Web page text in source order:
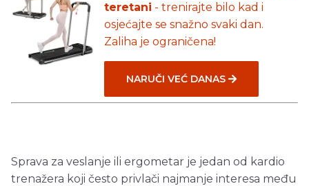
teretani - trenirajte bilo kad i
osjećajte se snažno svaki dan.
Zaliha je ograničena!
NARUČI VEĆ DANAS
Sprava za veslanje ili ergometar je jedan od kardio
trenažera koji često privlači najmanje interesa među